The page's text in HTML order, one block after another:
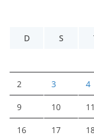
D
S
2 3 4
9 10 11
16 17